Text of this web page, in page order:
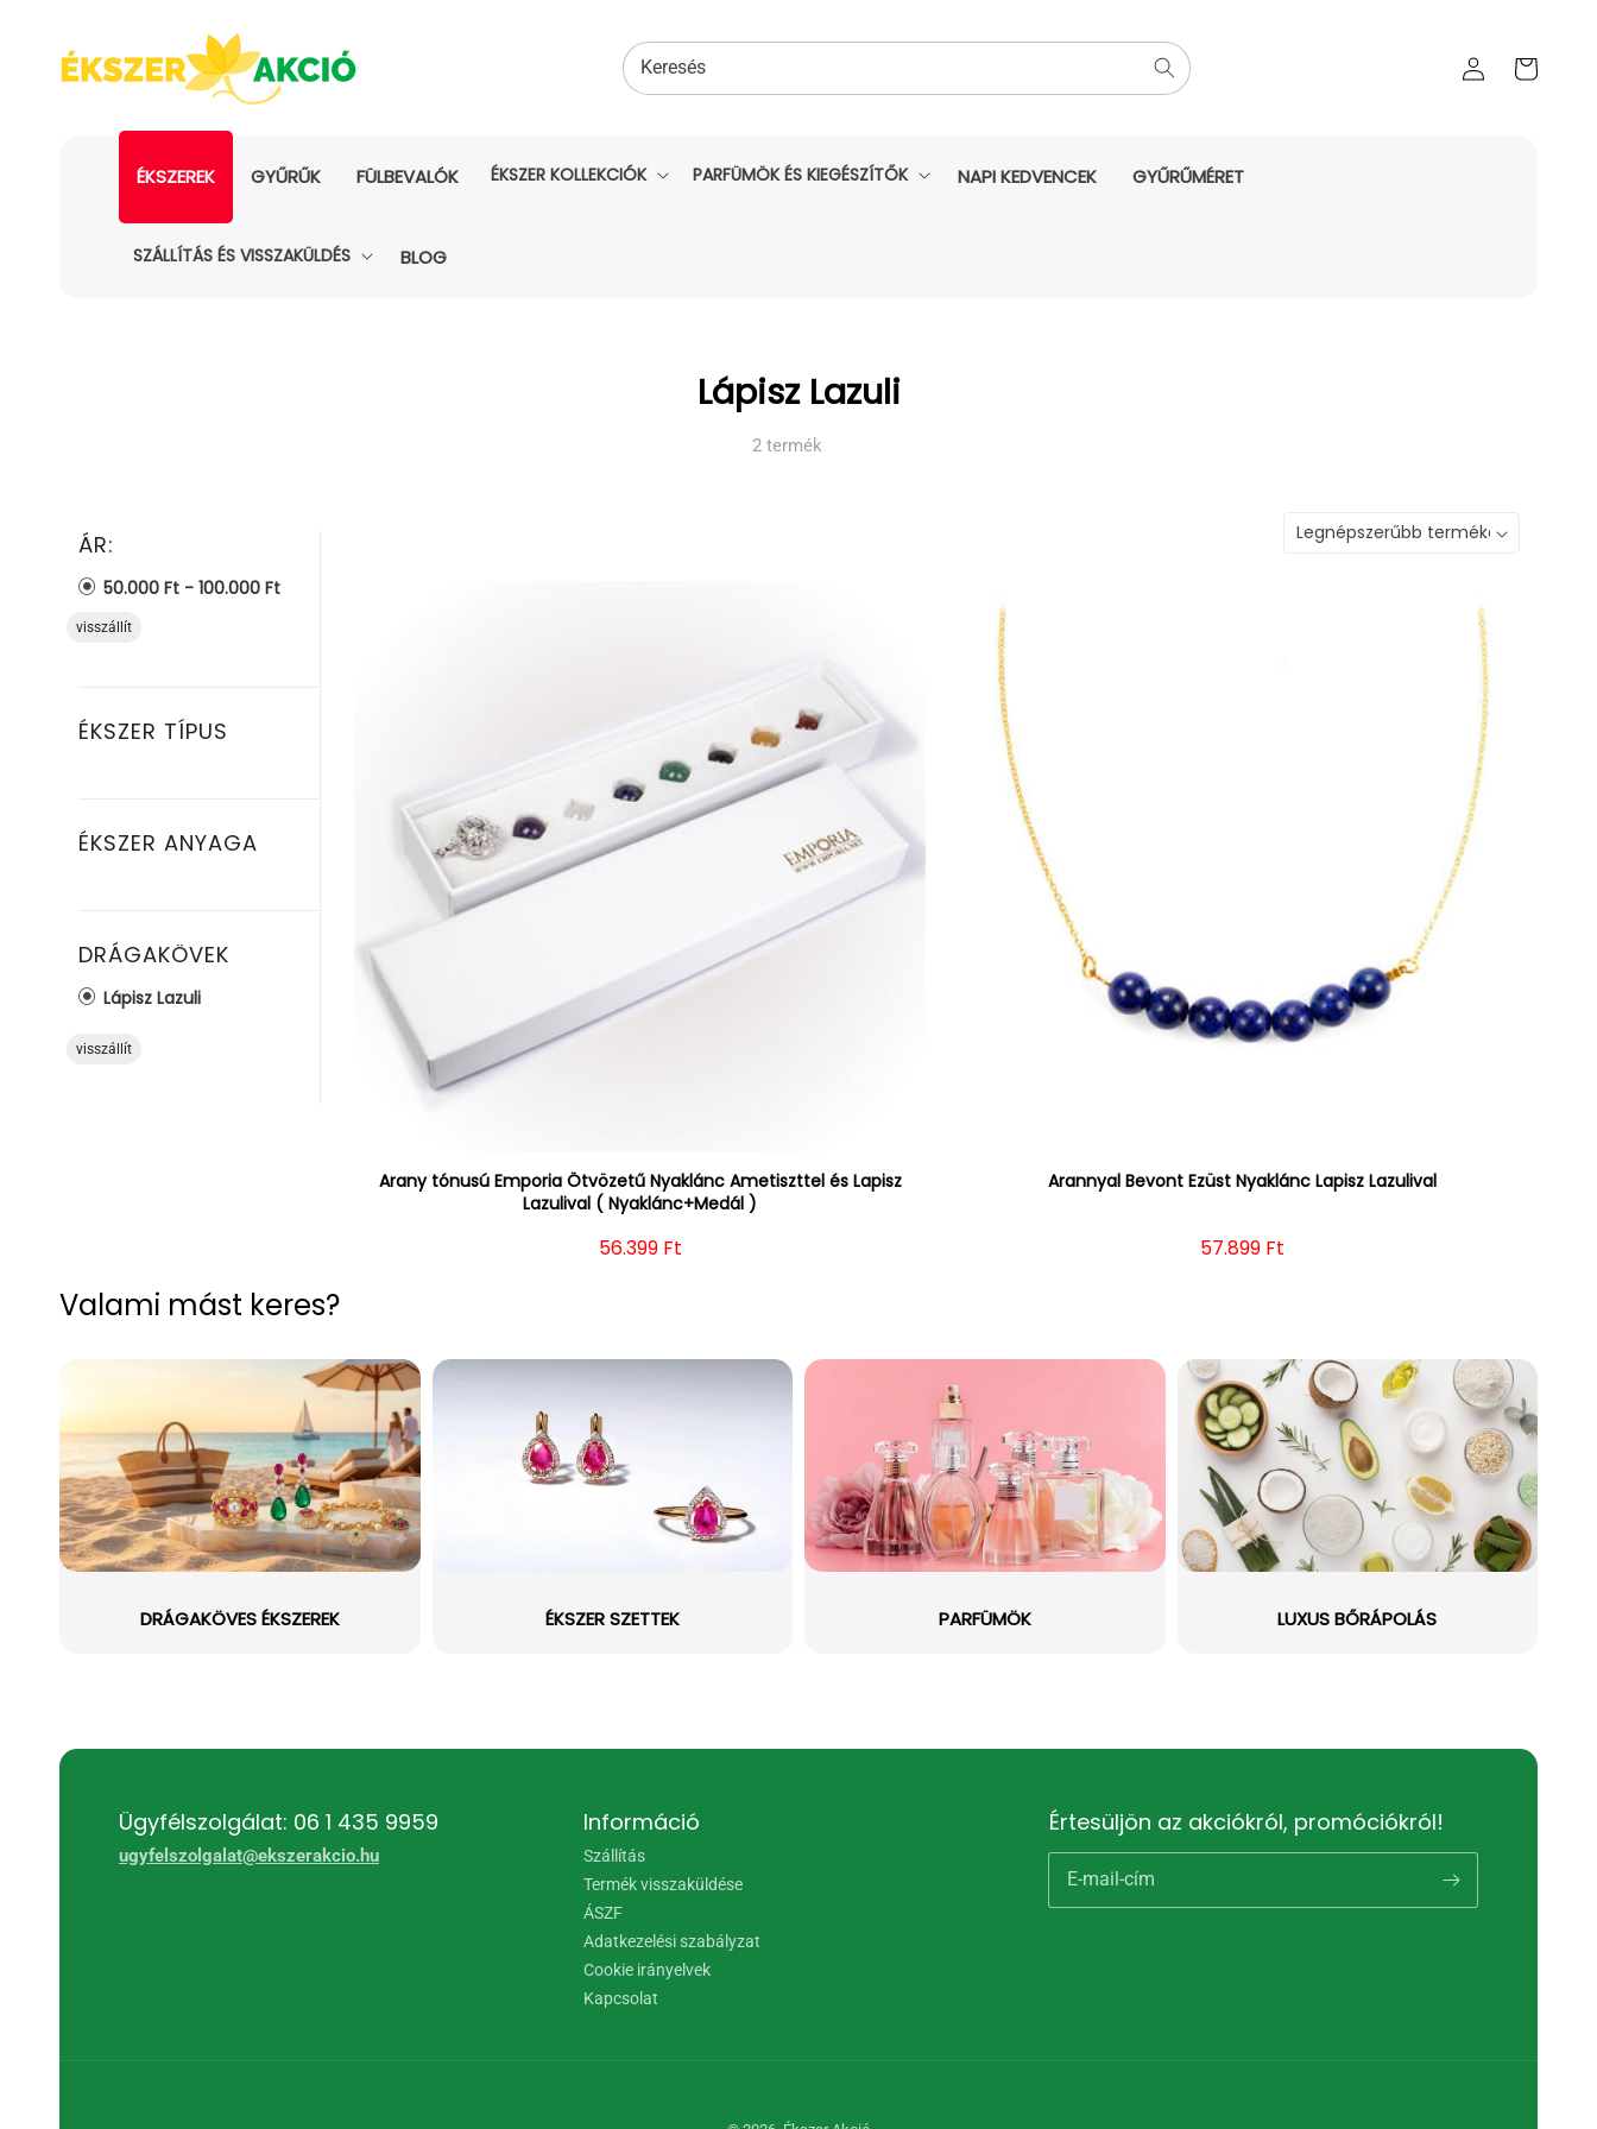
Bejelentkezés
kosara
Keresés
ÉKSZEREK GYŰRŰK FÜLBEVALÓK ÉKSZER KOLLEKCIÓK PARFÜMÖK ÉS KIEGÉSZÍTŐK NAPI KEDVENCEK GYŰRŰMÉRET
SZÁLLÍTÁS ÉS VISSZAKÜLDÉS BLOG
Kollekció:
Lápisz Lazuli
2 termék
Arany tónusú Emporia Ötvözetű Nyaklánc Ametiszttel és Lapisz
Lazulival ( Nyaklánc+Medál )
Normál ár
56.399 Ft
Arannyal Bevont Ezüst Nyaklánc Lapisz Lazulival
Normál ár
57.899 Ft
ÁR:
50.000 Ft - 100.000 Ft
visszállít
ÉKSZER TÍPUS
ÉKSZER ANYAGA
DRÁGAKÖVEK
Lápisz Lazuli
visszállít
Valami mást keres?
DRÁGAKÖVES ÉKSZEREK ÉKSZER SZETTEK PARFÜMÖK LUXUS BŐRÁPOLÁS
Ügyfélszolgálat: 06 1 435 9959
ugyfelszolgalat@ekszerakcio.hu
Információ
Szállítás
Termék visszaküldése
ÁSZF
Adatkezelési szabályzat
Cookie irányelvek
Kapcsolat
Értesüljön az akciókról, promóciókról!
E-mail-cím